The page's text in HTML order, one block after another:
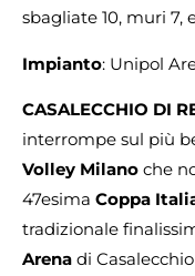
sbagliate 10, muri 7,
Impianto: Unipol
CASALECCHIO DI
interrompe sul più
Volley Milano che
47esima Coppa
tradizionale
Arena di